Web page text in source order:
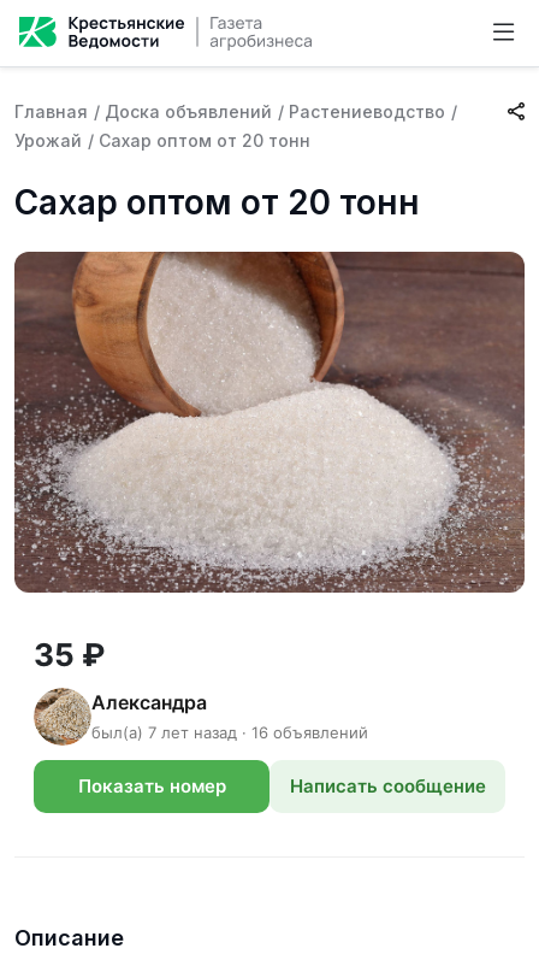
Главная / Доска объявлений / Растениеводство /
Урожай / Сахар оптом от 20 тонн
Сахар оптом от 20 тонн
35 ₽
Александра
был(а) 7 лет назад · 16 объявлений
Показать номер Написать сообщение
Описание